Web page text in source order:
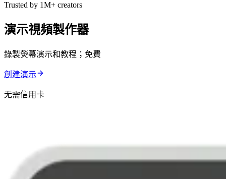
Trusted by 1M+ creators
演示視頻製作器
錄製熒幕演示和教程；免費
創建演示
无需信用卡